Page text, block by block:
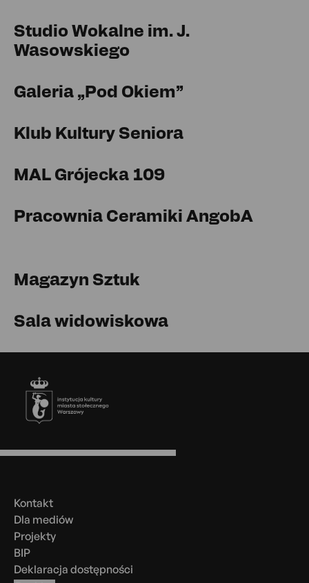
Studio Wokalne im. J.
Wasowskiego
Galeria „Pod Okiem”
Klub Kultury Seniora
MAL Grójecka 109
Pracownia Ceramiki AngobA
Magazyn Sztuk
Sala widowiskowa
Stopka
Menu
Kontakt
Dla mediów
Projekty
BIP
Deklaracja dostępności